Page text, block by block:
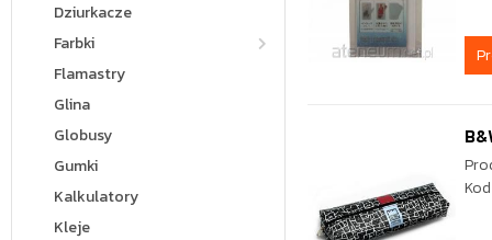
Dziurkacze
Farbki
Flamastry
Glina
Globusy
Gumki
Kalkulatory
Kleje